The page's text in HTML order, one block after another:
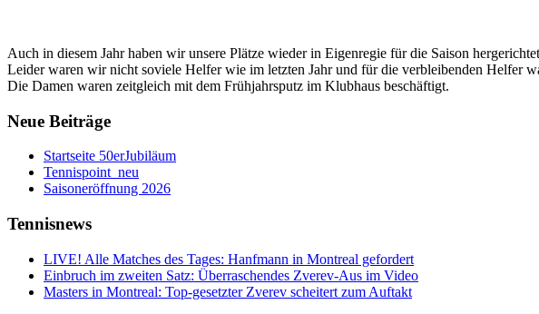
Auch in diesem Jahr haben wir unsere Plätze wieder in Eigenregie für die Saison
Leider waren wir nicht soviele Helfer wie im letzten Jahr und für die verbleibenden Helfer
Die Damen waren zeitgleich mit dem Frühjahrsputz im Klubhaus beschäftigt.
Neue Beiträge
Startseite 50erJubiläum
Tennispoint_neu
Saisoneröffnung 2026
Tennisnews
LIVE! Alle Matches des Tages: Hanfmann in Montreal gefordert
Einbruch im zweiten Satz: Überraschendes Zverev-Aus im Video
Masters in Montreal: Top-gesetzter Zverev scheitert zum Auftakt